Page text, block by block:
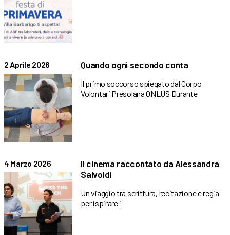
2 Aprile 2026 Quando ogni secondo conta
Il primo soccorso spiegato dal Corpo
Volontari Presolana ONLUS Durante
4 Marzo 2026
Il cinema raccontato da Alessandra
Salvoldi
Un viaggio tra scrittura, recitazione e regia
per ispirare i